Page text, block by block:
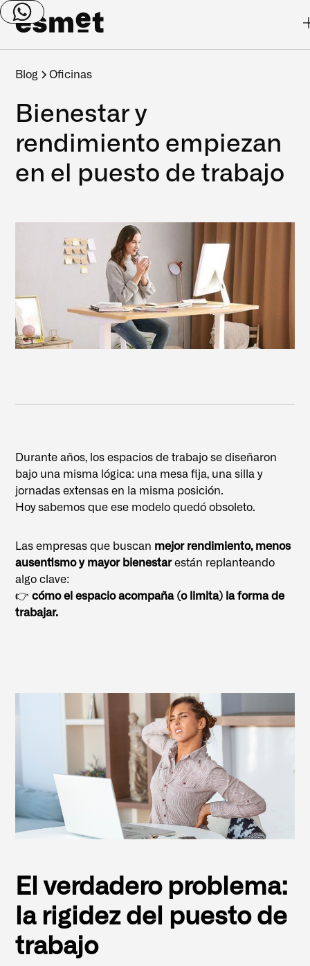
Blog Oficinas
Bienestar y
rendimiento empiezan
en el puesto de trabajo
Durante años, los espacios de trabajo se diseñaron
bajo una misma lógica: una mesa fija, una silla y
jornadas extensas en la misma posición.
Hoy sabemos que ese modelo quedó obsoleto.
Las empresas que buscan mejor rendimiento, menos
ausentismo y mayor bienestarestán replanteando
algo clave:
👉cómo el espacio acompaña (o limita) la forma de
trabajar.
El verdadero problema:
la rigidez del puesto de
trabajo